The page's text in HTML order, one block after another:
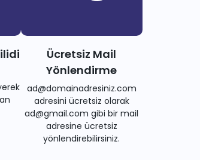
Ücretsiz Mail
Yönlendirme
ad@domainadresiniz.com
adresini ücretsiz olarak
ad@gmail.com gibi bir mail
adresine ücretsiz
yönlendirebilirsiniz.